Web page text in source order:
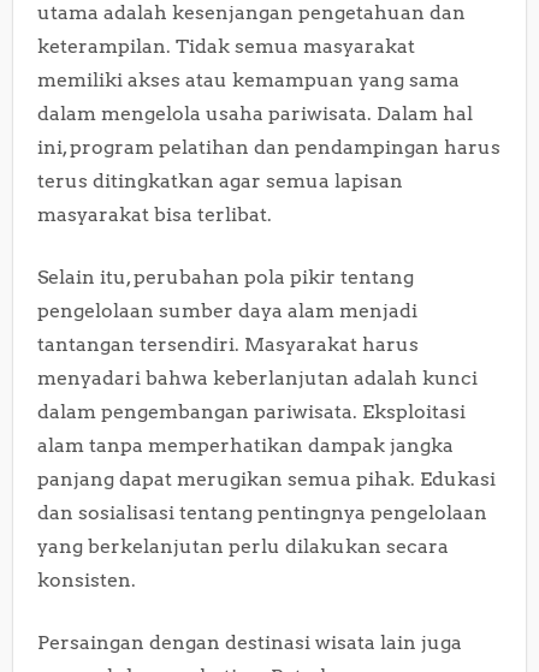
utama adalah kesenjangan pengetahuan dan
keterampilan. Tidak semua masyarakat
memiliki akses atau kemampuan yang sama
dalam mengelola usaha pariwisata. Dalam hal
ini, program pelatihan dan pendampingan harus
terus ditingkatkan agar semua lapisan
masyarakat bisa terlibat.
Selain itu, perubahan pola pikir tentang
pengelolaan sumber daya alam menjadi
tantangan tersendiri. Masyarakat harus
menyadari bahwa keberlanjutan adalah kunci
dalam pengembangan pariwisata. Eksploitasi
alam tanpa memperhatikan dampak jangka
panjang dapat merugikan semua pihak. Edukasi
dan sosialisasi tentang pentingnya pengelolaan
yang berkelanjutan perlu dilakukan secara
konsisten.
Persaingan dengan destinasi wisata lain juga